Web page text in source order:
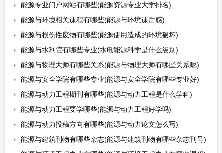
能源专业门户网站有哪些(能源资源专业大学排名)
能源与环境相关课程有哪些(能源与环境课后感)
能源与损伤性废物有哪些(能源使用造成的环境破坏)
能源与水利院有哪些专业(水电能源科学是什么级别)
能源与物理大师有哪些关系(能源与物理大师有哪些关系呢)
能源与安全学院有哪些专业(能源与安全学院有哪些专业好)
能源与动力工程期刊有哪些(能源与动力工程是什么学科)
能源与动力工程要学哪些(能源与动力工程好学吗)
能源与动力投稿方向有哪些(能源与动力论文怎么写)
能源与建筑刊物有哪些杂志(能源与建筑刊物有哪些杂志刊号)